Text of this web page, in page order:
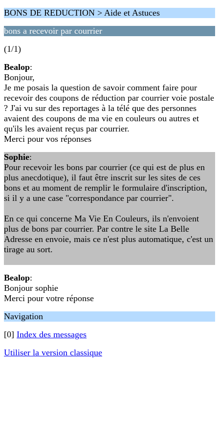
BONS DE REDUCTION > Aide et Astuces
bons a recevoir par courrier
(1/1)
Bealop:
Bonjour,
Je me posais la question de savoir comment faire pour
recevoir des coupons de réduction par courrier voie postale
? J'ai vu sur des reportages à la télé que des personnes
avaient des coupons de ma vie en couleurs ou autres et
qu'ils les avaient reçus par courrier.
Merci pour vos réponses
Sophie:
Pour recevoir les bons par courrier (ce qui est de plus en
plus anecdotique), il faut être inscrit sur les sites de ces
bons et au moment de remplir le formulaire d'inscription,
si il y a une case "correspondance par courrier".
En ce qui concerne Ma Vie En Couleurs, ils n'envoient
plus de bons par courrier. Par contre le site La Belle
Adresse en envoie, mais ce n'est plus automatique, c'est un
tirage au sort.
Bealop:
Bonjour sophie
Merci pour votre réponse
Navigation
[0] Index des messages
Utiliser la version classique